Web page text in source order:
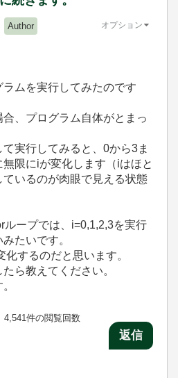
Author オプション
ムを実行してみたのです
、プログラム自体がとまっ
実行してみると、0から3ま
限にiが変化します（iはほと
いるのが肉眼で見える状態
ループでは、i=0,1,2,3を実行
たいです。
するのだと思います。
ら教えてください。
4,541件の閲覧回数
返信